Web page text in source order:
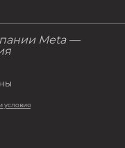
Meta —
условия